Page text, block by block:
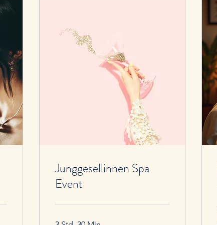
ABONNIEREN SIE EINEN BEHANDLUNGSPLAN
Wellness-Paket deluxe
250250€
Junggesellinnen Spa
Event